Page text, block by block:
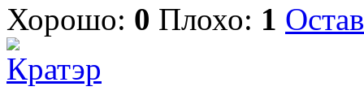
Хорошо: 0 Плохо: 1